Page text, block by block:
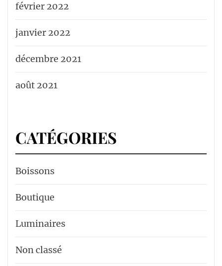
février 2022
janvier 2022
décembre 2021
août 2021
CATÉGORIES
Boissons
Boutique
Luminaires
Non classé